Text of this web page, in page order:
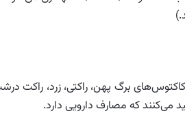
برگ پهن، راکتی، زرد، راکت
که مصارف دارویی دارد.